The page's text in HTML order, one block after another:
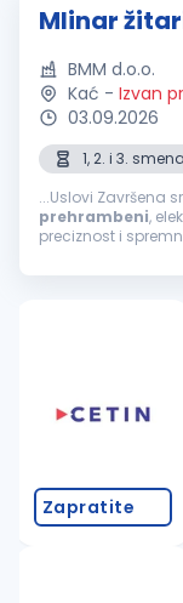
Mlinar
BMM d.o.o.
Kać - Izvan
03.09.2026
1, 2. i 3. smena
...Uslovi
prehrambeni,
preciznost i spremnost za
pšenice; Praćenje...
Zapratite